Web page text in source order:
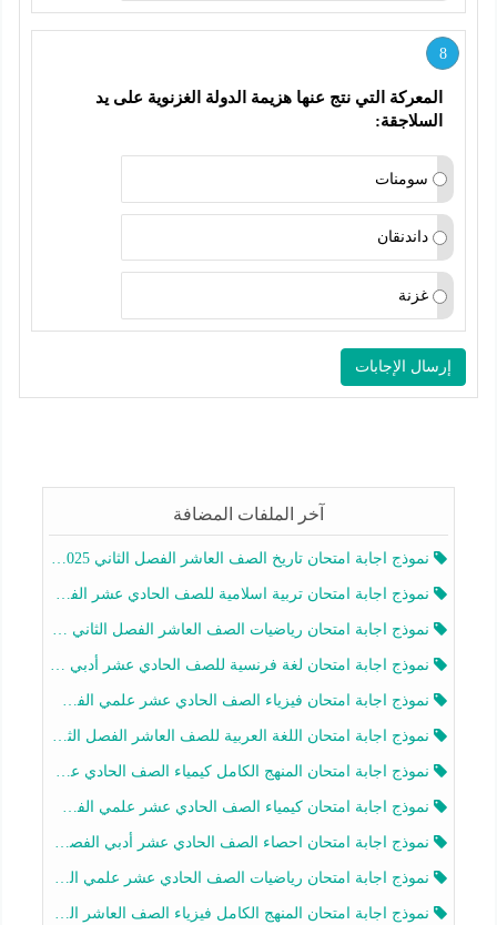
8
السلاجقة:
سومنات
داندنقان
غزنة
آخر الملفات المضافة
نموذج اجابة امتحان تاريخ الصف العاشر الفصل الثاني 2025-2026
نموذج اجابة امتحان تربية اسلامية للصف الحادي عشر الفصل الثاني 2025-2026
نموذج اجابة امتحان رياضيات الصف العاشر الفصل الثاني 2025-2026
نموذج اجابة امتحان لغة فرنسية للصف الحادي عشر أدبي الفصل الثاني 2025-2026
نموذج اجابة امتحان فيزياء الصف الحادي عشر علمي الفصل الثاني 2025-2026
نموذج اجابة امتحان اللغة العربية للصف العاشر الفصل الثاني 2025-2026
نموذج اجابة امتحان المنهج الكامل كيمياء الصف الحادي عشر علمي الفصل الثاني 2025-2026
نموذج اجابة امتحان كيمياء الصف الحادي عشر علمي الفصل الثاني 2025-2026
نموذج اجابة امتحان احصاء الصف الحادي عشر أدبي الفصل الثاني 2025-2026
نموذج اجابة امتحان رياضيات الصف الحادي عشر علمي الفصل الثاني 2025-2026
نموذج اجابة امتحان المنهج الكامل فيزياء الصف العاشر الفصل الثاني 2025-2026